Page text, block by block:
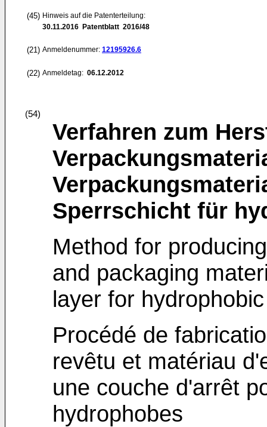
(45) Hinweis auf die Patenterteilung:
30.11.2016 Patentblatt 2016/48
(21) Anmeldenummer: 12195926.6
(22) Anmeldetag: 06.12.2012
(54)
Verfahren zum
Sperrschicht für
Method for
and packaging
layer for
Procédé de
revêtu et matériau
une couche d'arrêt
hydrophobes